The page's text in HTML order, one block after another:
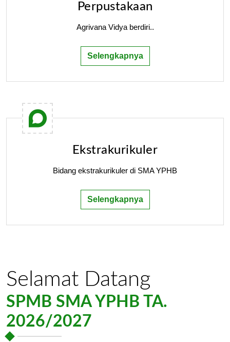
Perpustakaan
Agrivana Vidya berdiri..
Selengkapnya
Ekstrakurikuler
Bidang ekstrakurikuler di SMA YPHB
Selengkapnya
Selamat Datang
SPMB SMA YPHB TA.
2026/2027